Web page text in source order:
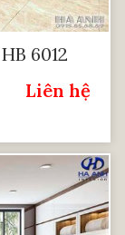
6012
Liên hệ